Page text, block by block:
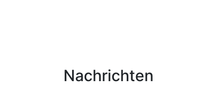
Nachrichten